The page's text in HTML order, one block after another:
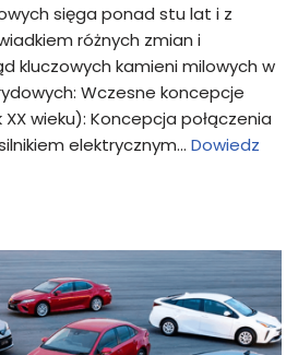
sięga ponad stu lat i z
różnych zmian i
kluczowych kamieni milowych w
Wczesne koncepcje
wieku): Koncepcja połączenia
elektrycznym… Dowiedz